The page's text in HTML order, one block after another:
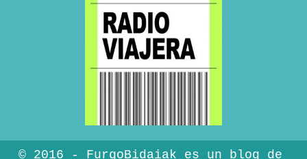
© 2016 - FurgoBidaiak es un blog de